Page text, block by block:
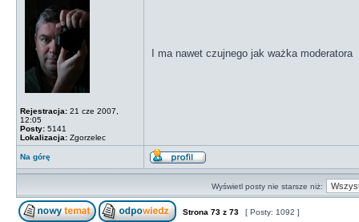
Rejestracja: 21 cze 2007,
12:05
Posty: 5141
Lokalizacja: Zgorzelec
I ma nawet czujnego jak ważka moderatora
Na górę
Wyświetl posty nie starsze niż:
Strona 73 z 73 [ Posty: 1092 ]